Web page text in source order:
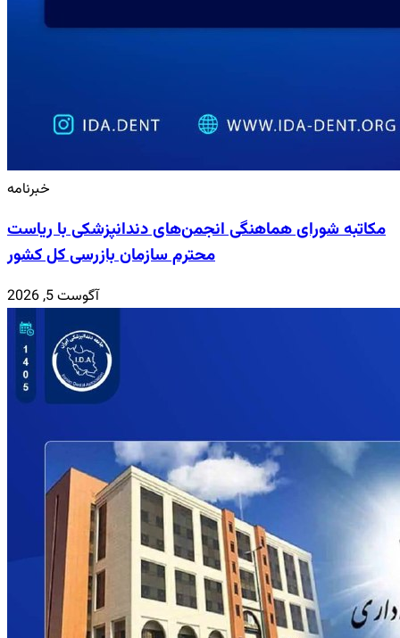
خبرنامه
مکاتبه شورای هماهنگی انجمن‌های دندانپزشکی با ریاست
محترم سازمان بازرسی کل کشور
آگوست 5, 2026